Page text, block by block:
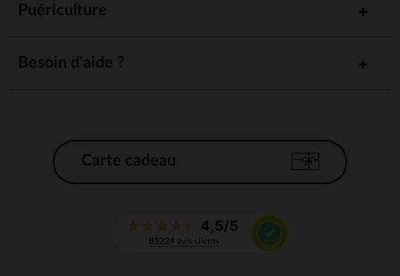
Puériculture
Besoin d'aide ?
Carte cadeau